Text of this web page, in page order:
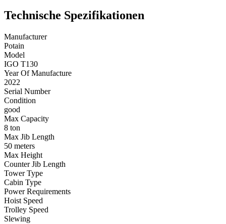
Technische Spezifikationen
Manufacturer
Potain
Model
IGO T130
Year Of Manufacture
2022
Serial Number
Condition
good
Max Capacity
8 ton
Max Jib Length
50 meters
Max Height
Counter Jib Length
Tower Type
Cabin Type
Power Requirements
Hoist Speed
Trolley Speed
Slewing